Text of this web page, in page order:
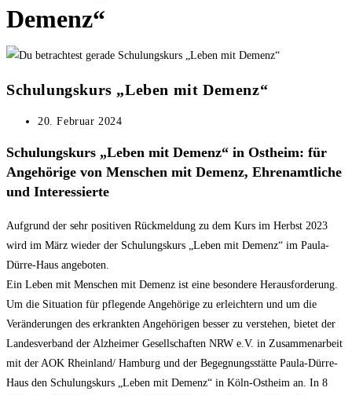
Demenz“
Schulungskurs „Leben mit Demenz“
Beitrag
20. Februar 2024
Schulungskurs „Leben mit Demenz“ in Ostheim: für
Angehörige von Menschen mit Demenz, Ehrenamtliche
und Interessierte
Aufgrund der sehr positiven Rückmeldung zu dem Kurs im Herbst 2023
wird im März wieder der Schulungskurs „Leben mit Demenz“ im Paula-
Dürre-Haus angeboten.
Ein Leben mit Menschen mit Demenz ist eine besondere Herausforderung.
Um die Situation für pflegende Angehörige zu erleichtern und um die
Veränderungen des erkrankten Angehörigen besser zu verstehen, bietet der
Landesverband der Alzheimer Gesellschaften NRW e.V. in Zusammenarbeit
mit der AOK Rheinland/ Hamburg und der Begegnungsstätte Paula-Dürre-
Haus den Schulungskurs „Leben mit Demenz“ in Köln-Ostheim an. In 8